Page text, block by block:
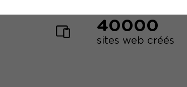
40000
sites web créés